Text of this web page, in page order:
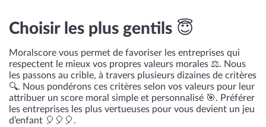
Choisir les plus gentils 😇
Moralscore vous permet de favoriser les entreprises qui
respectent le mieux vos propres valeurs morales ⚖️. Nous
les passons au crible, à travers plusieurs dizaines de critères
🔍. Nous pondérons ces critères selon vos valeurs pour leur
attribuer un score moral simple et personnalisé 🎯. Préférer
les entreprises les plus vertueuses pour vous devient un jeu
d’enfant 🎈🎈🎈.